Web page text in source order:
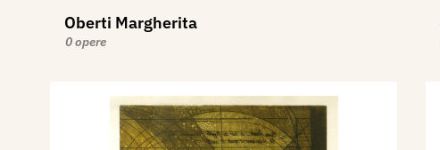
Oberti Margherita
0 opere